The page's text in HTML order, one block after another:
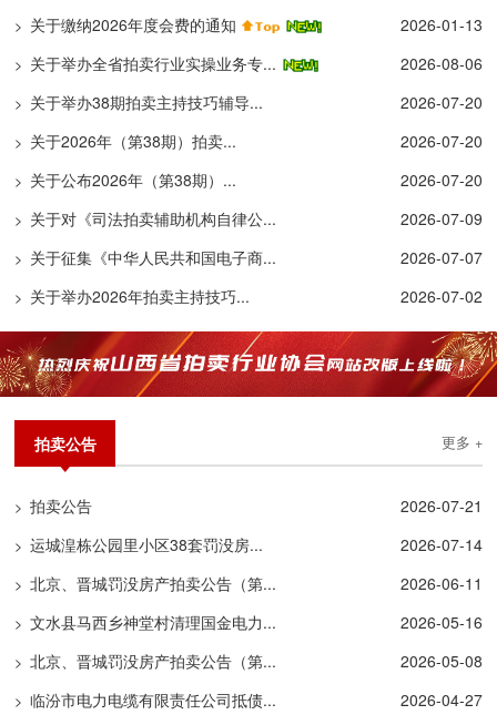
> 关于缴纳2026年度会费的通知 2026-01-13
> 关于举办全省拍卖行业实操业务专... 2026-08-06
> 关于举办38期拍卖主持技巧辅导... 2026-07-20
> 关于2026年（第38期）拍卖... 2026-07-20
> 关于公布2026年（第38期）... 2026-07-20
> 关于对《司法拍卖辅助机构自律公... 2026-07-09
> 关于征集《中华人民共和国电子商... 2026-07-07
> 关于举办2026年拍卖主持技巧... 2026-07-02
拍卖公告 更多 +
> 拍卖公告 2026-07-21
> 运城湟栋公园里小区38套罚没房... 2026-07-14
> 北京、晋城罚没房产拍卖公告（第... 2026-06-11
> 文水县马西乡神堂村清理国金电力... 2026-05-16
> 北京、晋城罚没房产拍卖公告（第... 2026-05-08
> 临汾市电力电缆有限责任公司抵债... 2026-04-27